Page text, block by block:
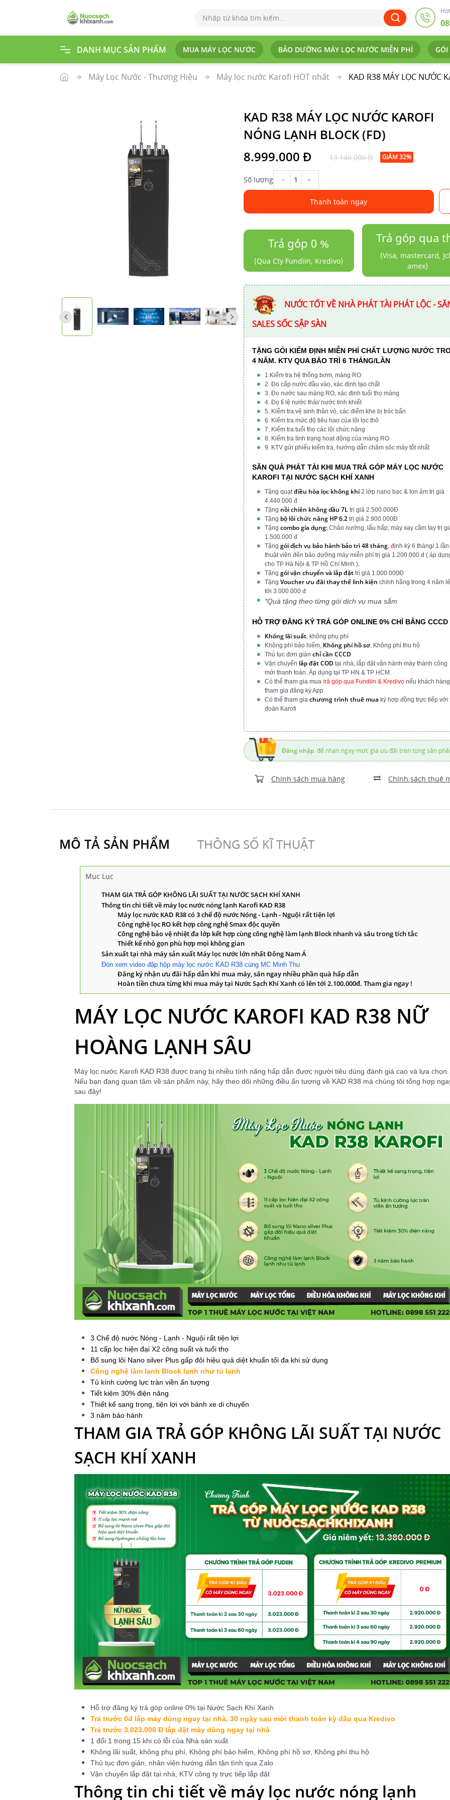
DANH MỤC SẢN PHẨM MUA MÁY LỌC NƯỚC BẢO DƯỠNG MÁY LỌC NƯỚC MIỄN PHÍ GÓI
Tr
an
g
Máy Lọc Nước - Thương Hiệu Máy lọc nước Karofi HOT nhất KAD R38 MÁY LỌC NƯỚC
KAD R38 MÁY LỌC NƯỚC KAROFI
NÓNG LẠNH BLOCK (FD)
8.999.000 Đ
13.140.000 Đ GIẢM 32%
Số lượng − +
Thanh toán ngay
Trả góp 0 %
(Qua Cty Fundiin, Kredivo)
Trả góp qua
(Visa, mastercard,
amex)
NƯỚC TỐT VỀ NHÀ PHÁT TÀI PHÁT LỘC -
SALES SỐC SẬP SÀN
TẶNG GÓI KIỂM ĐỊNH MIỄN PHÍ CHẤT LƯỢNG NƯỚC
4 NĂM. KTV QUA BẢO TRÌ 6 THÁNG/LẦN
1.Kiểm tra hệ thống bơm, màng RO
2. Đo cấp nước đầu vào, xác định tạo chất
3. Đo nước sau màng RO, xác định tuổi thọ màng
4. Đo tỉ lệ nước thải/ nước tinh khiết
5. Kiểm tra vệ sinh thân vỏ, các điểm khe bị tróc bẩn
6. Kiểm tra mức độ tiêu hao của lõi lọc thô
7. Kiểm tra tuổi thọ các lõi chức năng
8. Kiểm tra tình trạng hoạt động của màng RO
9. KTV gửi phiếu kiểm tra, hướng dẫn chăm sóc máy tốt nhất
SĂN QUÀ PHÁT TÀI KHI MUA TRẢ GÓP MÁY LỌC NƯỚC
KAROFI TẠI NƯỚC SẠCH KHÍ XANH
Tặng quạtđiều hòa lọc không khí2 lớp nano bạc & Ion âm trị giá
4.440.000 đ
Tặng nồi chiên không dầu 7Ltrị giá 2.500.000Đ
Tặng bộ lõi chức năng HP 6.2trị giá 2.900.000Đ
Tặng combo gia dụng:Chảo nướng, lẩu hấp, máy xay cầm tay trị
1.500.000 đ
Tặng gói dịch vụ bảo hành bảo trì 48 tháng, định kỳ 6 tháng/ 1 lần
thuật viên đến bảo dưỡng máy miễn phí trị giá 1.200.000 đ ( áp
cho TP Hà Nội & TP Hồ Chí Minh ).
Tặng gói vận chuyển và lắp đặttrị giá 1.000.000Đ
Tặng Voucher ưu đãi thay thế linh kiện chính hãng trong 4 năm
tới 3.000.000 đ
*Quà tặng theo từng gói dịch vụ mua sắm
HỖ TRỢ ĐĂNG KÝ TRẢ GÓP ONLINE 0% CHỈ BẰNG CCCD
Không lãi suất, không phụ phí
Không phí bảo hiểm, Không phí hồ sơ,Không phí thu hộ
Thủ tục đơn giản chỉ cần CCCD
Vận chuyển lắp đặt COD tại nhà, lắp đặt vận hành máy thành công
mới thanh toán. Áp dụng tại TP HN & TP HCM.
Có thể tham gia mua trả góp qua Fundiin & Kredivonếu khách
tham gia đăng ký App
Có thể tham gia chương trình thuê mua ký hợp đồng trực tiếp với
đoàn Karofi
Đăng nhập để nhận ngay mức giá ưu đãi trên từng sản
Chính sách mua hàng Chính sách thuê
MÔ TẢ SẢN PHẨM THÔNG SỐ KĨ THUẬT
Mục Lục
THAM GIA TRẢ GÓP KHÔNG LÃI SUẤT TẠI NƯỚC SẠCH KHÍ XANH
Thông tin chi tiết về máy lọc nước nóng lạnh Karofi KAD R38
Máy lọc nước KAD R38 có 3 chế độ nước Nóng - Lạnh - Nguội rất tiện lợi
Công nghệ lọc RO kết hợp công nghệ Smax độc quyền
Công nghệ bảo vệ nhiệt đa lớp kết hợp cùng công nghệ làm lạnh Block nhanh và sâu trong tích tắc
Thiết kế nhỏ gọn phù hợp mọi không gian
Sản xuất tại nhà máy sản xuất Máy lọc nước lớn nhất Đông Nam Á
Đón xem video đập hộp máy lọc nước KAD R38 cùng MC Minh Thu
Đăng ký nhận ưu đãi hấp dẫn khi mua máy, săn ngay nhiều phần quà hấp dẫn
Hoàn tiền chưa từng khi mua máy tại Nước Sạch Khí Xanh có lên tới 2.100.000đ. Tham gia ngay !
MÁY LỌC NƯỚC KAROFI KAD R38 NỮ
HOÀNG LẠNH SÂU
Máy lọc nước Karofi KAD R38 được trang bị nhiều tính năng hấp dẫn được người tiêu dùng đánh giá cao và lựa chọn.
Nếu bạn đang quan tâm về sản phẩm này, hãy theo dõi những điều ấn tượng về KAD R38 mà chúng tôi tổng hợp
sau đây!
3 Chế độ nước Nóng - Lạnh - Nguội rất tiện lợi
11 cấp lọc hiện đại X2 công suất và tuổi thọ
Bổ sung lõi Nano silver Plus gấp đôi hiệu quả diệt khuẩn tối đa khi sử dụng
Công nghệ làm lạnh Block lạnh như tủ lạnh
Tủ kính cường lực tràn viền ấn tượng
Tiết kiệm 30% điện năng
Thiết kế sang trọng, tiện lợi với bánh xe di chuyển
3 năm bảo hành
THAM GIA TRẢ GÓP KHÔNG LÃI SUẤT TẠI NƯỚC
SẠCH KHÍ XANH
Hỗ trợ đăng ký trả góp online 0% tại Nước Sạch Khí Xanh
Trả trước 0đ lắp máy dùng ngay tại nhà, 30 ngày sau mới thanh toán kỳ đầu qua Kredivo
Trả trước 3.023.000 Đ lắp đặt máy dùng ngay tại nhà
1 đổi 1 trong 15 khi có lỗi của Nhà sản xuất
Không lãi suất, không phụ phí, Không phí bảo hiểm, Không phí hồ sơ, Không phí thu hộ
Thủ tục đơn giản, nhân viên hướng dẫn tận tình qua Zalo
Vận chuyển lắp đặt tại nhà, KTV công ty trực tiếp lắp đặt
Thông tin chi tiết về máy lọc nước nóng lạnh